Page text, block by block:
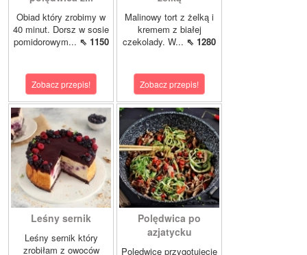
Obiad który zrobimy w
40 minut. Dorsz w sosie
pomidorowym... ⇖ 1150
Zobacz przepis!
Malinowy tort z żelką i
kremem z białej
czekolady. W... ⇖ 1280
Zobacz przepis!
Leśny sernik
Leśny sernik który
zrobiłam z owoców
Polędwica po
azjatycku
Polędwicę przygotujecie